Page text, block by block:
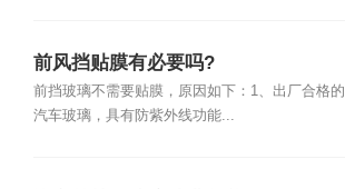
前风挡贴膜有必要吗?
前挡玻璃不需要贴膜，原因如下：1、出厂合格的
汽车玻璃，具有防紫外线功能...